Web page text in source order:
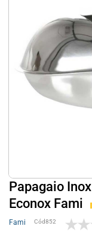
Papagaio
Econox Fami
Fami 852